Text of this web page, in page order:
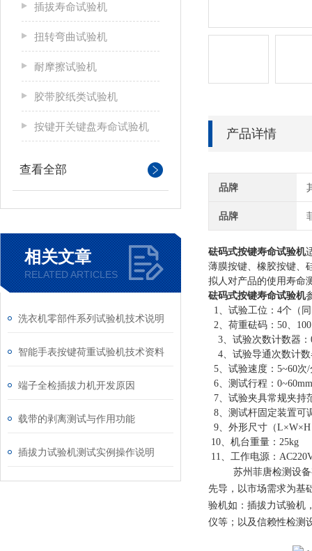
插拔寿命试验机
扭转弯曲试验机
耐摩擦试验机
胶带胶纸类试验机
按键开关键盘寿命试验机
查看全部
相关文章
RELATED ARTICLES
洗衣机零部件系列试验机技术说明
智能手表按键荷重试验机技术资料
端子全检插拔力机开发原因
载带的剥离测试与作用功能
插拔力试验机测试实例操作说明
产品详情
品牌
品牌
砝码式按键寿命试验机
薄膜按键、橡胶按键、
拟人对产品的使用寿命
砝码式按键寿命试验机
1、试验工位：4个（
2、荷重砝码：50、
3、试验次数计数器
4、试验导通次数计
5、试验速度：5~60
6、测试行程：
7、试验夹具常规夹持
8、测试杆固定装置可
9、外形尺寸（L×W×H
10、机台重量：25kg
11、工作电源：
苏州菲唐检测设
先导，以市场需求为基
验机如：插拔力试验机
仪等；以及信赖性检测